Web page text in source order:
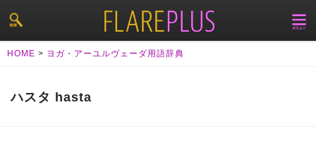
HOME > ヨガ・アーユルヴェーダ用語辞典
ハスタ hasta